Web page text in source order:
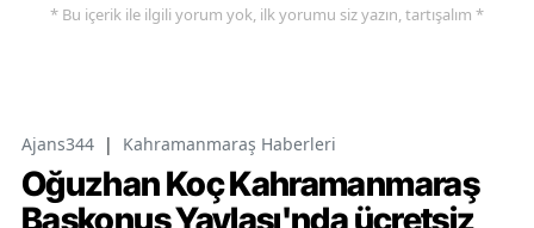
* Bu içerik ile ilgili yorum yok, ilk yorumu siz yazın, tartışalım *
Ajans344 | Kahramanmaraş Haberleri
Oğuzhan Koç Kahramanmaraş
Başkonuş Yaylası'nda ücretsiz